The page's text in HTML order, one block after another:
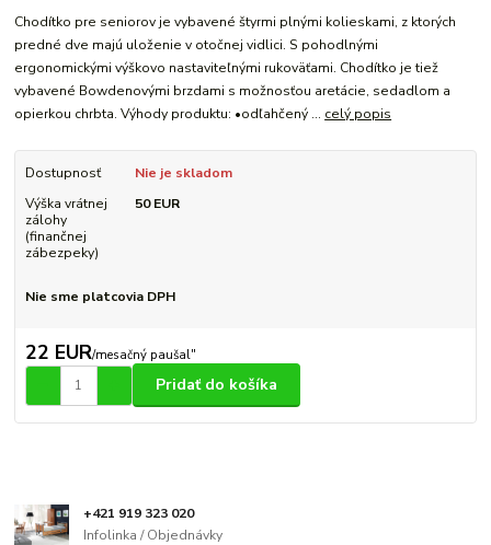
Chodítko pre seniorov je vybavené štyrmi plnými kolieskami, z ktorých
predné dve majú uloženie v otočnej vidlici. S pohodlnými
ergonomickými výškovo nastaviteľnými rukoväťami. Chodítko je tiež
vybavené Bowdenovými brzdami s možnosťou aretácie, sedadlom a
opierkou chrbta. Výhody produktu: •odľahčený ... celý popis
Dostupnosť
Nie je skladom
Výška vrátnej
zálohy
(finančnej
zábezpeky)
50 EUR
Nie sme platcovia DPH
22 EUR/mesačný paušal"
Pridať do košíka
+421 919 323 020
Infolinka / Objednávky